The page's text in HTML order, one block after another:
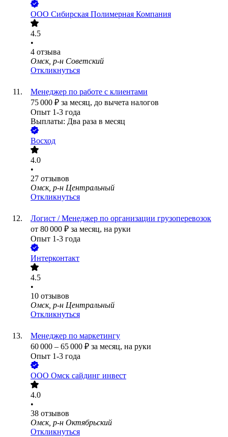
ООО Сибирская Полимерная Компания
4.5
•
4 отзыва
Омск, р-н Советский
Откликнуться
Менеджер по работе с клиентами
75 000 ₽ за месяц, до вычета налогов
Опыт 1-3 года
Выплаты: Два раза в месяц
Восход
4.0
•
27 отзывов
Омск, р-н Центральный
Откликнуться
Логист / Менеджер по организации грузоперевозок
от 80 000 ₽ за месяц, на руки
Опыт 1-3 года
Интерконтакт
4.5
•
10 отзывов
Омск, р-н Центральный
Откликнуться
Менеджер по маркетингу
60 000 – 65 000 ₽ за месяц, на руки
Опыт 1-3 года
ООО Омск сайдинг инвест
4.0
•
38 отзывов
Омск, р-н Октябрьский
Откликнуться